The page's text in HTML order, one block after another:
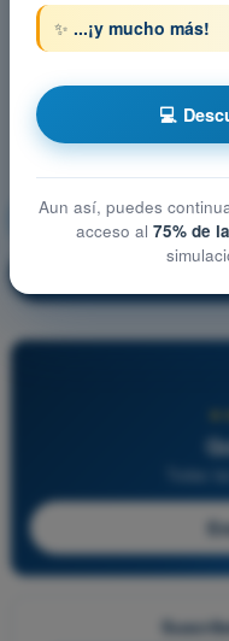
Meteorología
✨ ...¡y mucho más!
💻
Aun así, puedes
acceso al 75% de